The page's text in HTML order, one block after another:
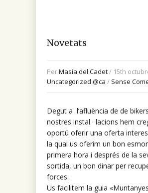
Novetats
PerMasia del Cadet/ 15th
Uncategorized @ca / Sense
Degut a l’afluència de de
nostres instal · lacions hem
oportú oferir una oferta
la qual us oferim un bon
primera hora i després de la
sortida, un bon dinar per
forces.
Us facilitem la guia